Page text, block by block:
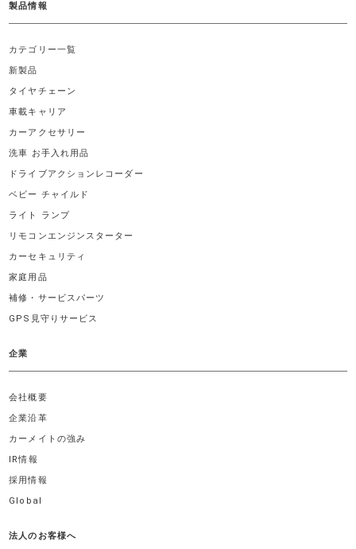
製品情報
カテゴリー一覧
新製品
タイヤチェーン
車載キャリア
カーアクセサリー
洗車 お手入れ用品
ドライブアクションレコーダー
ベビー チャイルド
ライト ランプ
リモコンエンジンスターター
カーセキュリティ
家庭用品
補修・サービスパーツ
GPS見守りサービス
企業
会社概要
企業沿革
カーメイトの強み
IR情報
採用情報
Global
法人のお客様へ